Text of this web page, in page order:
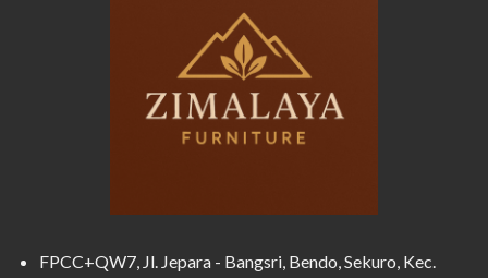
FPCC+QW7, Jl. Jepara - Bangsri, Bendo, Sekuro, Kec.